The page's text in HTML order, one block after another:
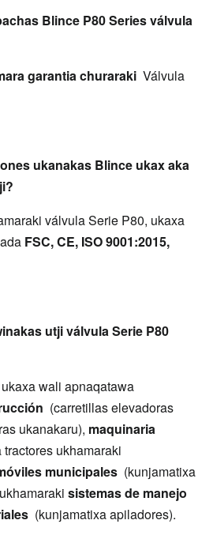
Blince P80 Series válvula
garantia churaraki Válvula
ukanakas Blince ukax aka
válvula Serie P80, ukaxa
FSC, CE, ISO 9001:2015,
utji válvula Serie P80
(carretillas elevadoras
ukanakaru), maquinaria
ukhamaraki
municipales (kunjamatixa
sistemas de manejo
(kunjamatixa apiladores).